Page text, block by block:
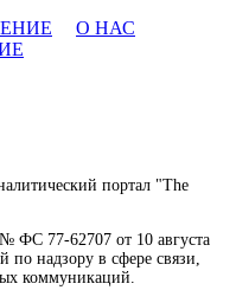
О НАС
портал "The
ФС 77-62707 от 10 августа
по надзору в сфере связи,
коммуникаций.